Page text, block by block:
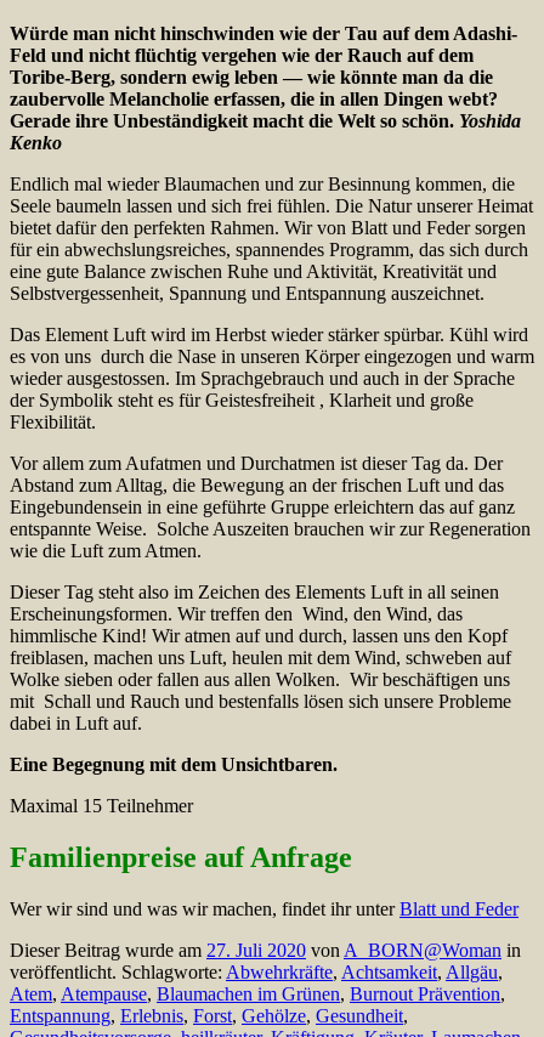
Würde man nicht hinschwinden wie der Tau auf dem Adashi-
Feld und nicht flüchtig vergehen wie der Rauch auf dem
Toribe-Berg, sondern ewig leben — wie könnte man da die
zaubervolle Melancholie erfassen, die in allen Dingen webt?
Gerade ihre Unbeständigkeit macht die Welt so schön. Yoshida
Kenko
Endlich mal wieder Blaumachen und zur Besinnung kommen, die
Seele baumeln lassen und sich frei fühlen. Die Natur unserer Heimat
bietet dafür den perfekten Rahmen. Wir von Blatt und Feder sorgen
für ein abwechslungsreiches, spannendes Programm, das sich durch
eine gute Balance zwischen Ruhe und Aktivität, Kreativität und
Selbstvergessenheit, Spannung und Entspannung auszeichnet.
Das Element Luft wird im Herbst wieder stärker spürbar. Kühl wird
es von uns durch die Nase in unseren Körper eingezogen und warm
wieder ausgestossen. Im Sprachgebrauch und auch in der Sprache
der Symbolik steht es für Geistesfreiheit , Klarheit und große
Flexibilität.
Vor allem zum Aufatmen und Durchatmen ist dieser Tag da. Der
Abstand zum Alltag, die Bewegung an der frischen Luft und das
Eingebundensein in eine geführte Gruppe erleichtern das auf ganz
entspannte Weise. Solche Auszeiten brauchen wir zur Regeneration
wie die Luft zum Atmen.
Dieser Tag steht also im Zeichen des Elements Luft in all seinen
Erscheinungsformen. Wir treffen den Wind, den Wind, das
himmlische Kind! Wir atmen auf und durch, lassen uns den Kopf
freiblasen, machen uns Luft, heulen mit dem Wind, schweben auf
Wolke sieben oder fallen aus allen Wolken. Wir beschäftigen uns
mit Schall und Rauch und bestenfalls lösen sich unsere Probleme
dabei in Luft auf.
Eine Begegnung mit dem Unsichtbaren.
Maximal 15 Teilnehmer
Familienpreise auf Anfrage
Wer wir sind und was wir machen, findet ihr unterBlatt und Feder
Dieser Beitrag wurde am 27. Juli 2020 von A_BORN@Woman in
veröffentlicht. Schlagworte: Abwehrkräfte, Achtsamkeit, Allgäu,
Atem, Atempause, Blaumachen im Grünen, Burnout Prävention,
Entspannung, Erlebnis, Forst, Gehölze, Gesundheit,